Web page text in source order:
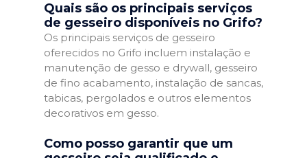
Quais são os principais serviços
de gesseiro disponíveis no Grifo?
Os principais serviços de gesseiro
oferecidos no Grifo incluem instalação e
manutenção de gesso e drywall, gesseiro
de fino acabamento, instalação de sancas,
tabicas, pergolados e outros elementos
decorativos em gesso.
Como posso garantir que um